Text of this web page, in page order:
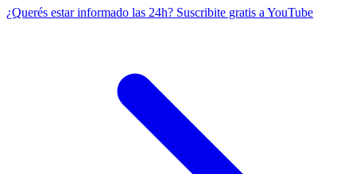
¿Querés estar informado las 24h? Suscribite gratis a YouTube